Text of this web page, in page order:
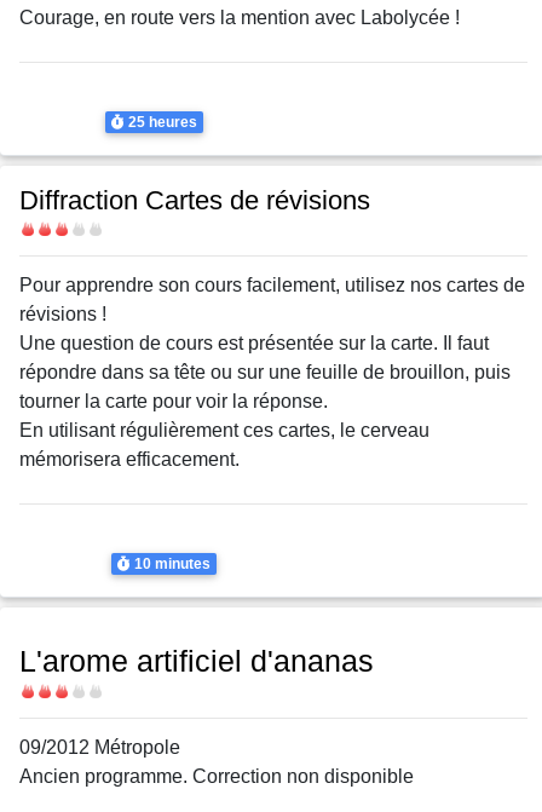
Courage, en route vers la mention avec Labolycée !
Durée
25 heures
Diffraction Cartes de révisions
Difficulté
Body
Pour apprendre son cours facilement, utilisez nos cartes de
révisions !
Une question de cours est présentée sur la carte. Il faut
répondre dans sa tête ou sur une feuille de brouillon, puis
tourner la carte pour voir la réponse.
En utilisant régulièrement ces cartes, le cerveau
mémorisera efficacement.
Durée
10 minutes
L'arome artificiel d'ananas
Difficulté
09/2012 Métropole
Ancien programme. Correction non disponible